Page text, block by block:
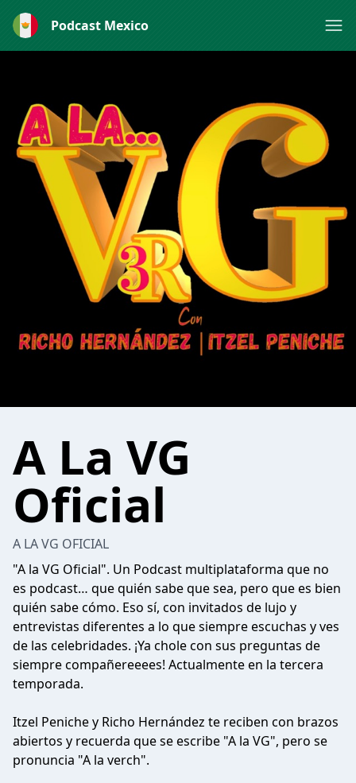
Podcast Mexico
A La VG
Oficial
A LA VG OFICIAL
"A la VG Oficial". Un Podcast multiplataforma que no
es podcast… que quién sabe que sea, pero que es bien
quién sabe cómo. Eso sí, con invitados de lujo y
entrevistas diferentes a lo que siempre escuchas y ves
de las celebridades. ¡Ya chole con sus preguntas de
siempre compañereeees! Actualmente en la tercera
temporada.
Itzel Peniche y Richo Hernández te reciben con brazos
abiertos y recuerda que se escribe "A la VG", pero se
pronuncia "A la verch".